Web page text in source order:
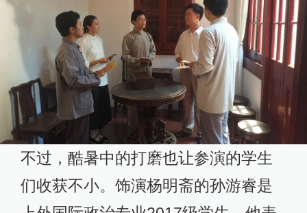
不过，酷暑中的打磨也让参演的学生
们收获不小。饰演杨明斋的孙游睿是